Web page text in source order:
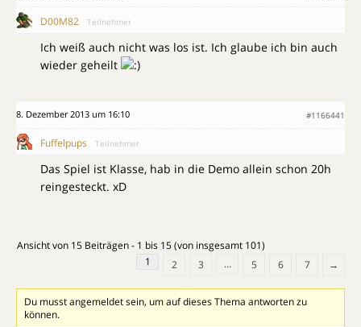
D00M82 Teilnehmer
Ich weiß auch nicht was los ist. Ich glaube ich bin auch
wieder geheilt
8. Dezember 2013 um 16:10 #1166441
Fuffelpups Teilnehmer
Das Spiel ist Klasse, hab in die Demo allein schon 20h
reingesteckt. xD
Ansicht von 15 Beiträgen - 1 bis 15 (von insgesamt 101)
1
2 3 … 5 6 7 →
Du musst angemeldet sein, um auf dieses Thema antworten zu
können.